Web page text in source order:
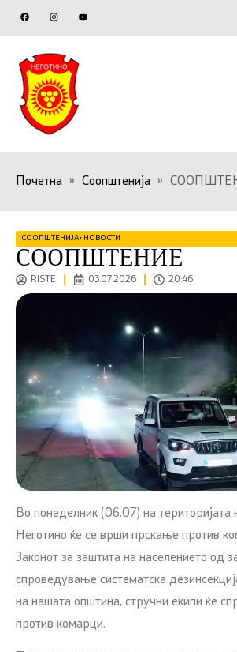
Почетна » Соопштенија »
СООПШТЕНИЈА• НОВОСТИ
СООПШТЕНИЕ
RISTE 03.07.2026 20:46
Во понеделник (06.07) на територијата
Неготино ќе се врши прскање против
Законот за заштита на населението од
спроведување систематска
на нашата општина, стручни екипи ќе
против комарци.